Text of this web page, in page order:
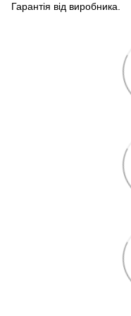
Гарантія від виробника.